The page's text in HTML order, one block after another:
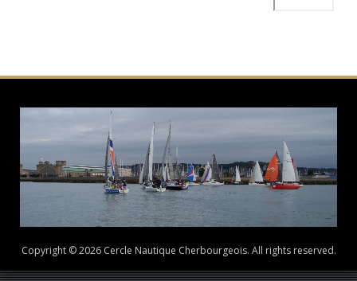
Copyright © 2026 Cercle Nautique Cherbourgeois. All rights reserved.